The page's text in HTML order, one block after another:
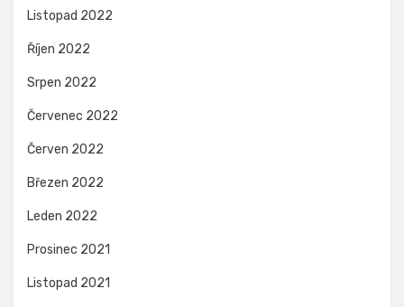
Listopad 2022
Říjen 2022
Srpen 2022
Červenec 2022
Červen 2022
Březen 2022
Leden 2022
Prosinec 2021
Listopad 2021